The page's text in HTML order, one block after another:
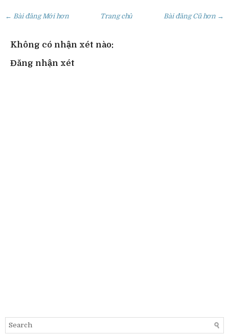
← Bài đăng Mới hơn Bài đăng Cũ hơn →
Trang chủ
Không có nhận xét nào:
Đăng nhận xét